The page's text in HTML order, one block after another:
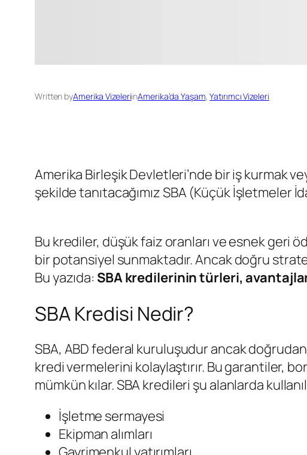
Written byAmerika VizeleriinAmerika’da Yaşam, Yatırımcı Vizeleri
Amerika Birleşik Devletleri’nde bir iş kurmak
şekilde tanıtacağımız SBA (Küçük İşletmeler
Bu krediler, düşük faiz oranları ve esnek geri
bir potansiyel sunmaktadır. Ancak doğru
Bu yazıda: SBA kredilerinin türleri,
SBA Kredisi Nedir?
SBA, ABD federal kuruluşudur ancak
kredi vermelerini kolaylaştırır. Bu garantiler,
mümkün kılar. SBA kredileri şu alanlarda
İşletme sermayesi
Ekipman alımları